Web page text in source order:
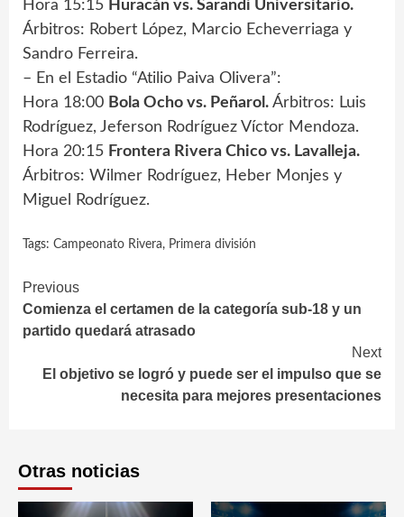
Hora 15:15 Huracán vs. Sarandí Universitario.
Árbitros: Robert López, Marcio Echeverriaga y
Sandro Ferreira.
– En el Estadio “Atilio Paiva Olivera”:
Hora 18:00 Bola Ocho vs. Peñarol. Árbitros: Luis
Rodríguez, Jeferson Rodríguez Víctor Mendoza.
Hora 20:15 Frontera Rivera Chico vs. Lavalleja.
Árbitros: Wilmer Rodríguez, Heber Monjes y
Miguel Rodríguez.
Tags: Campeonato Rivera, Primera división
Continue
Reading
Previous
Comienza el certamen de la categoría sub-18 y un
partido quedará atrasado
Next
El objetivo se logró y puede ser el impulso que se
necesita para mejores presentaciones
Otras noticias